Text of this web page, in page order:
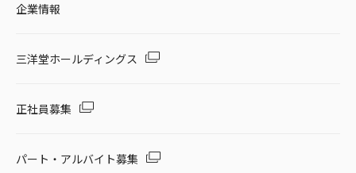
企業情報
三洋堂ホールディングス
正社員募集
パート・アルバイト募集